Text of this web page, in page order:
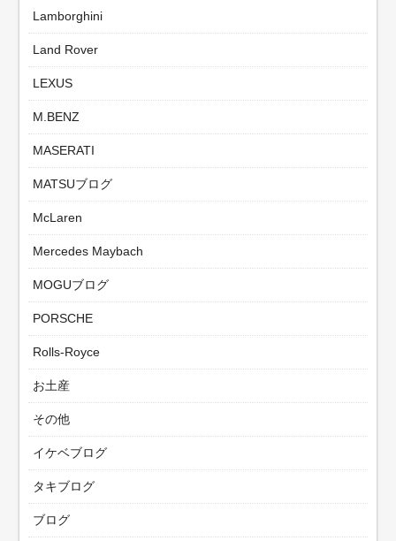
Lamborghini
Land Rover
LEXUS
M.BENZ
MASERATI
MATSUブログ
McLaren
Mercedes Maybach
MOGUブログ
PORSCHE
Rolls-Royce
お土産
その他
イケベブログ
タキブログ
ブログ